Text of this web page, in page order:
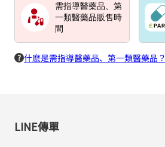
需指導醫藥品、第
一類醫藥品販售時
間
什麽是需指導醫藥品、第一類醫藥品？
LINE傳單